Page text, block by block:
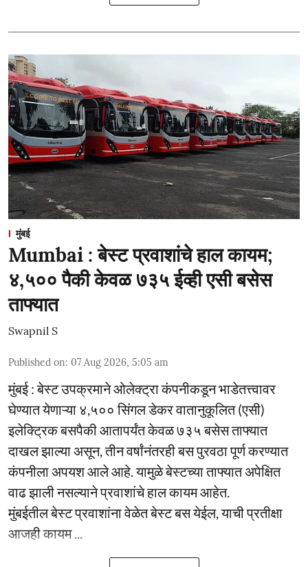
मुंबई
Mumbai : बेस्ट प्रवाशांचे हाल कायम;
४,५०० पैकी केवळ ७३५ ईव्ही एसी बसेस
ताफ्यात
Swapnil S
Published on: 07 Aug 2026, 5:05 am
मुंबई : बेस्ट उपक्रमाने ओलेक्ट्रा कंपनीकडून भाडेतत्त्वावर
घेण्यात येणाऱ्या ४,५०० सिंगल डेकर वातानुकूलित (एसी)
इलेक्ट्रिक बसपैकी आतापर्यंत केवळ ७३५ बसेस ताफ्यात
दाखल झाल्या असून, तीन वर्षांनंतरही बस पुरवठा पूर्ण करण्यात
कंपनीला अपयश आले आहे. यामुळे बेस्टच्या ताफ्यात अपेक्षित
वाढ झाली नसल्याने प्रवाशांचे हाल कायम आहेत.
मुंबईतील बेस्ट प्रवाशांना वेळेत बेस्ट बस येईल, याची प्रतीक्षा
आजही कायम ...